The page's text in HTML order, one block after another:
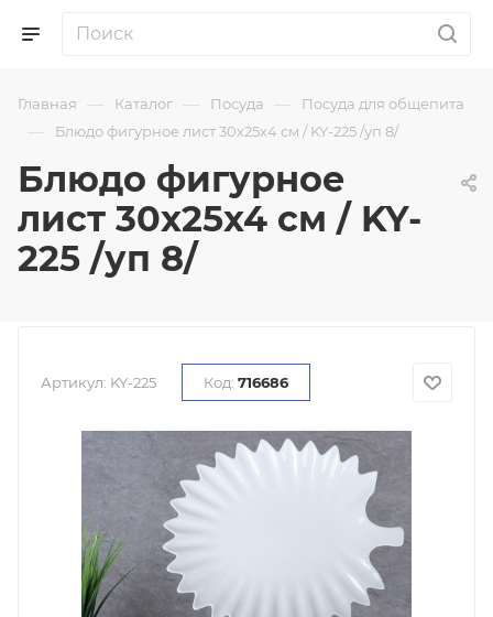
Главная — Каталог — Посуда — Посуда для общепита
— Блюдо фигурное лист 30х25х4 см / KY-225 /уп 8/
Блюдо фигурное
лист 30х25х4 см / KY-
225 /уп 8/
Артикул: KY-225 Код: 716686